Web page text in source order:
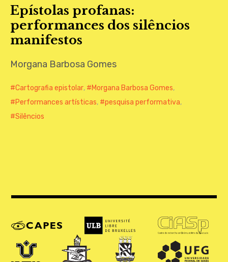
REVISTA IEPA
CONTATO
Epístolas profanas:
performances dos silêncios
manifestos
Morgana Barbosa Gomes
Cartografia epistolar, Morgana Barbosa Gomes,
Performances artísticas, pesquisa performativa,
Silêncios